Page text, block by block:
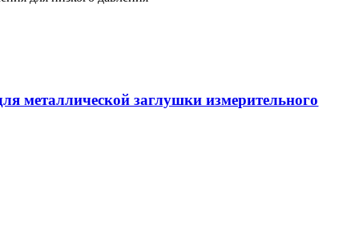
металлической заглушки измерительного